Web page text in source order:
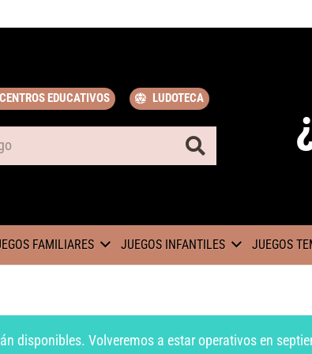
CENTROS EDUCATIVOS LUDOTECA
FAMILIARES JUEGOS INFANTILES JUEGOS
disponibles. Volveremos a estar operativos en